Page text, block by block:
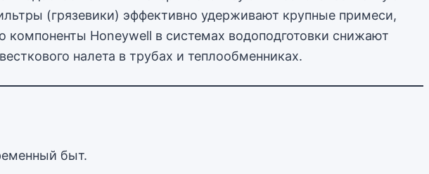
(грязевики) эффективно удерживают крупные примеси,
компоненты Honeywell в системах водоподготовки снижают
налета в трубах и теплообменниках.
быт.